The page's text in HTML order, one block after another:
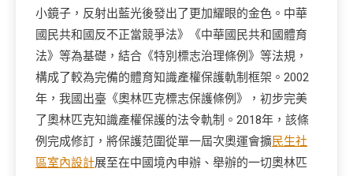
小鏡子，反射出藍光後發出了更加耀眼的金色。中華
國民共和國反不正當競爭法》《中華國民共和國體育
法》等為基礎，結合《特別標志治理條例》等法規，
構成了較為完備的體育知識產權保護軌制框架。2002
年，我國出臺《奧林匹克標志保護條例》，初步完美
了奧林匹克知識產權保護的法令軌制。2018年，該條
例完成修訂，將保護范圍從單一屆次奧運會擴民生社
區室內設計展至在中國境內申辦、舉辦的一切奧林匹